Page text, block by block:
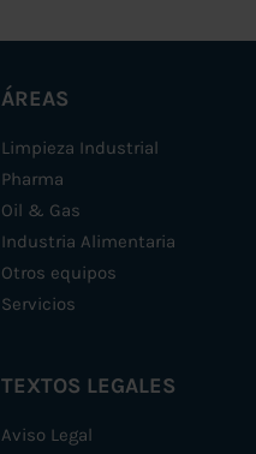
ÁREAS
Limpieza Industrial
Pharma
Oil & Gas
Industria Alimentaria
Otros equipos
Servicios
TEXTOS LEGALES
Aviso Legal